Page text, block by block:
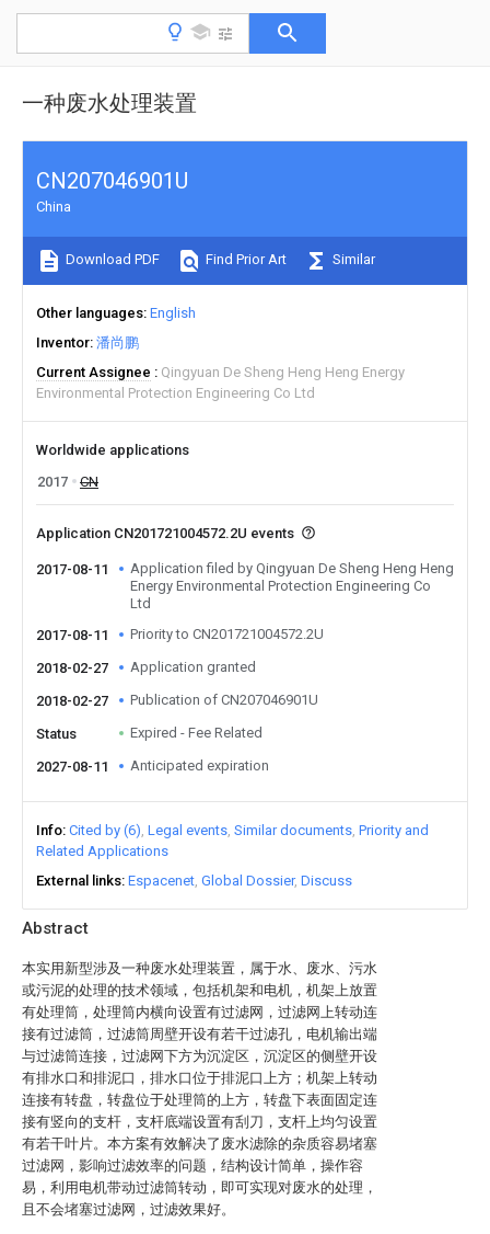
一种废水处理装置
Abstract
本实用新型涉及一种废水处理装置，属于水、废水、污水
或污泥的处理的技术领域，包括机架和电机，机架上放置
有处理筒，处理筒内横向设置有过滤网，过滤网上转动连
接有过滤筒，过滤筒周壁开设有若干过滤孔，电机输出端
与过滤筒连接，过滤网下方为沉淀区，沉淀区的侧壁开设
有排水口和排泥口，排水口位于排泥口上方；机架上转动
连接有转盘，转盘位于处理筒的上方，转盘下表面固定连
接有竖向的支杆，支杆底端设置有刮刀，支杆上均匀设置
有若干叶片。本方案有效解决了废水滤除的杂质容易堵塞
过滤网，影响过滤效率的问题，结构设计简单，操作容
易，利用电机带动过滤筒转动，即可实现对废水的处理，
且不会堵塞过滤网，过滤效果好。
CN207046901U
China
Download PDF Find Prior Art Similar
Other languages English
Inventor 潘尚鹏
Current Assignee
Qingyuan De Sheng Heng Heng Energy
Environmental Protection Engineering Co Ltd
Worldwide applications
2017
CN
Application CN201721004572.2U events
2017-08-11
Application filed by Qingyuan De Sheng Heng Heng
Energy Environmental Protection Engineering Co
Ltd
2017-08-11
Priority to CN201721004572.2U
2018-02-27 Application granted
2018-02-27 Publication of CN207046901U
Status Expired - Fee Related
2027-08-11 Anticipated expiration
Info Cited by (6) Legal events Similar documents Priority and
Related Applications
External links Espacenet Global Dossier Discuss